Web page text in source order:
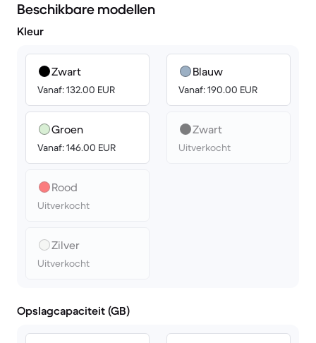
Beschikbare modellen
Kleur
Zwart
Vanaf: 132.00 EUR
Groen
Vanaf: 146.00 EUR
Rood
Uitverkocht
Zilver
Uitverkocht
Blauw
Vanaf: 190.00 EUR
Zwart
Uitverkocht
Opslagcapaciteit (GB)